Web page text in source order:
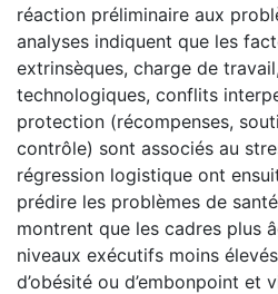
réaction préliminaire aux
analyses indiquent que les
extrinsèques, charge de
technologiques, conflits
protection (récompenses,
contrôle) sont associés au
régression logistique ont
prédire les problèmes de
montrent que les cadres plus
niveaux exécutifs moins
d’obésité ou d’embonpoint et